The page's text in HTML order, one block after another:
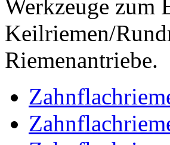
Werkzeuge zum
Keilriemen/
Riemenantriebe.